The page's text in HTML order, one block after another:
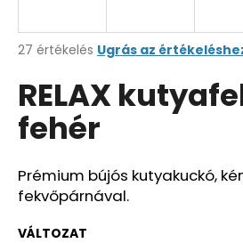
A
átlagos
értékelése
5-
ből
csillag.
27 értékelés Ugrás az
RELAX
fehér
Prémium bújós kutyakuckó,
fekvőpárnával.
VÁLTOZAT